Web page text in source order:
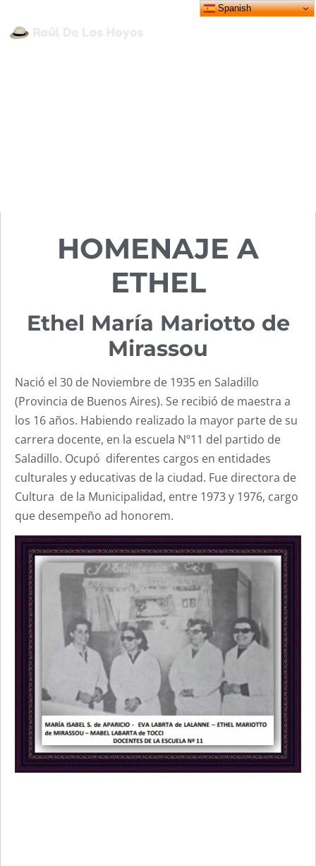
HOMENAJE A
ETHEL
Ethel María Mariotto de
Mirassou
Nació el 30 de Noviembre de 1935 en Saladillo
(Provincia de Buenos Aires). Se recibió de maestra a
los 16 años. Habiendo realizado la mayor parte de su
carrera docente, en la escuela Nº11 del partido de
Saladillo. Ocupó diferentes cargos en entidades
culturales y educativas de la ciudad. Fue directora de
Cultura de la Municipalidad, entre 1973 y 1976, cargo
que desempeño ad honorem.
Spanish